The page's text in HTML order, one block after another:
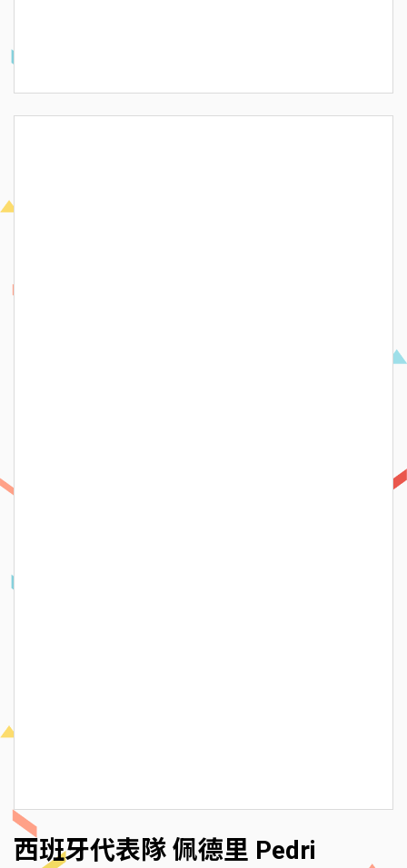
西班牙代表隊 佩德里 Pedri